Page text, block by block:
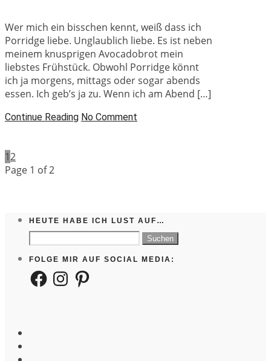
Wer mich ein bisschen kennt, weiß dass ich
Porridge liebe. Unglaublich liebe. Es ist neben
meinem knusprigen Avocadobrot mein
liebstes Frühstück. Obwohl Porridge könnt
ich ja morgens, mittags oder sogar abends
essen. Ich geb’s ja zu. Wenn ich am Abend […]
Continue Reading No Comment
12
Page 1 of 2
HEUTE HABE ICH LUST AUF…
Suchen
nach:
FOLGE MIR AUF SOCIAL MEDIA:
FacebookInstagramPinterest